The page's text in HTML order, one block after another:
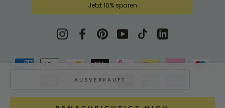
AUSVERKAUFT
Jetzt 10% sparen
© 2026 Inkster - Designed mit ❤️